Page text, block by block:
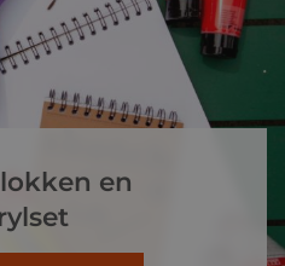
en